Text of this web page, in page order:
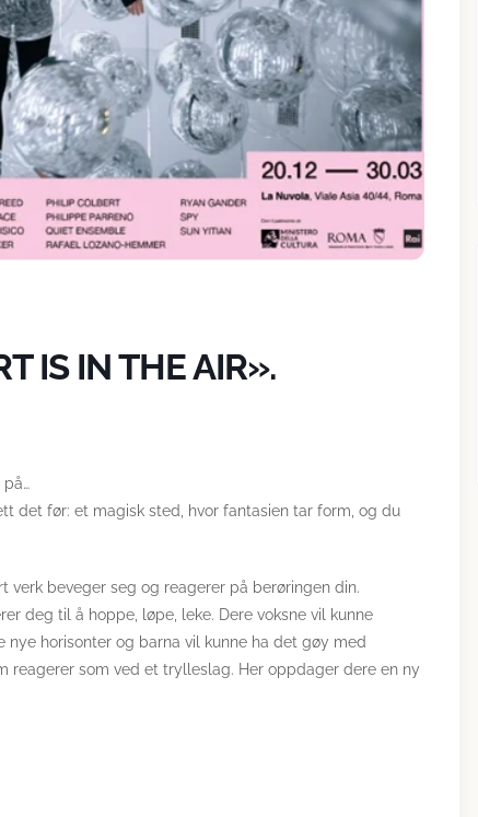
IS IN THE AIR».
det før: et magisk sted, hvor fantasien tar form, og du
verk beveger seg og reagerer på berøringen din.
deg til å hoppe, løpe, leke. Dere voksne vil kunne
nye horisonter og barna vil kunne ha det gøy med
reagerer som ved et trylleslag. Her oppdager dere en ny